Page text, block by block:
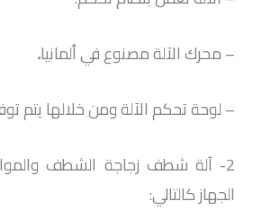
– محرك الآلة مصنوع في ألمانيا.
– لوحة تحكم الآلة ومن خلالها يتم
2- آلة شطف زجاجة الشطف
الجهاز كالتالي: